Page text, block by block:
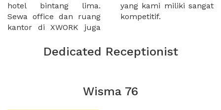
hotel bintang lima.
Sewa office dan ruang
kantor di XWORK juga
yang kami miliki sangat
kompetitif.
Dedicated Receptionist
Wisma 76